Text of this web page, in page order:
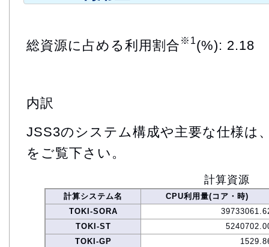
総資源に占める利用割合 ※1(%): 2.18
内訳
JSS3のシステム構成や主要な仕様は
をご覧下さい。
計算資源
計算システム名
CPU利用量(コア・時)
TOKI-SORA
TOKI-ST
TOKI-GP